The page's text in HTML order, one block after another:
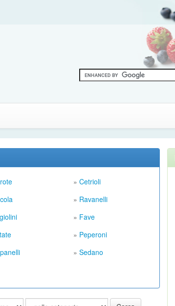
» Cetrioli
» Ravanelli
» Fave
» Peperoni
» Sedano